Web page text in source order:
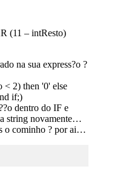
(11 – intResto)
na sua express?o ?
< 2) then '0' else
if;)
dentro do IF e
string novamente…
o cominho ? por ai…